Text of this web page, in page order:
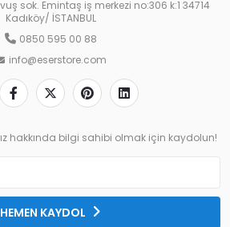
sok. Emintaş iş merkezi no:306 k:1 34714
Kadıköy/ İSTANBUL
0850 595 00 88
info@eserstore.com
hakkında bilgi sahibi olmak için kaydolun!
HEMEN KAYDOL